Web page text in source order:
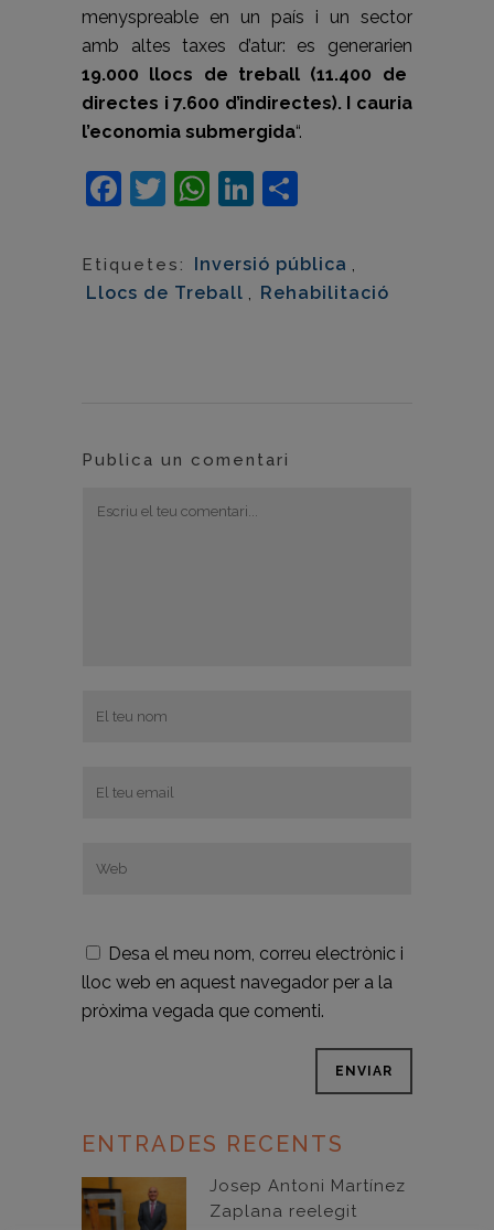
menyspreable en un país i un sector
amb altes taxes d’atur: es generarien
19.000 llocs de treball (11.400 de
directes i 7.600 d’indirectes). I cauria
l’economia submergida“.
Facebook
Twitter
WhatsApp
LinkedIn
Etiquetes: Inversió pública ,
Llocs de Treball , Rehabilitació
Publica un comentari
Desa el meu nom, correu electrònic i
lloc web en aquest navegador per a la
pròxima vegada que comenti.
ENTRADES RECENTS
Josep Antoni Martínez
Zaplana reelegit